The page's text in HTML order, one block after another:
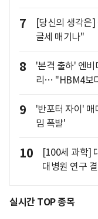
7
[당신의 생각은
글세 매기나"
8
'본격 출하' 엔
리… "HBM4보
9
'반포터 자이'
밈 폭발'
10
[100세 과학]
대병원 연구
실시간 TOP 종목